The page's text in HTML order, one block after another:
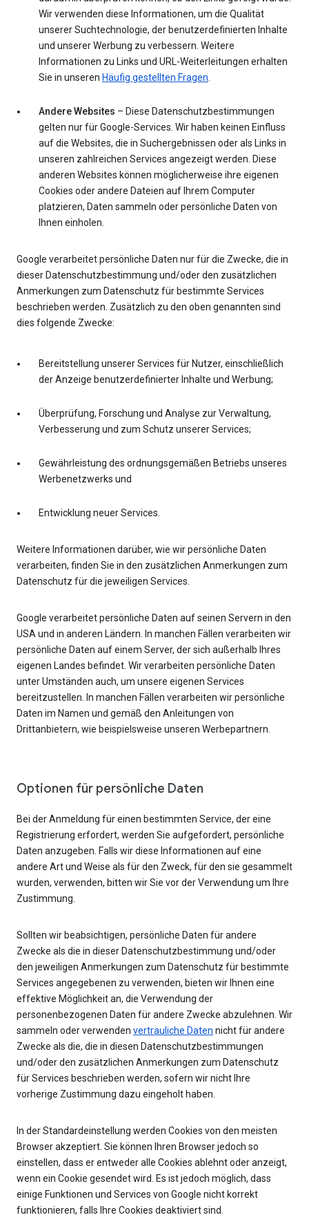
Wir verwenden diese Informationen, um die Qualität
unserer Suchtechnologie, der benutzerdefinierten Inhalte
und unserer Werbung zu verbessern. Weitere
Informationen zu Links und URL-Weiterleitungen erhalten
Sie in unseren Häufig gestellten Fragen
Andere Websites – Diese Datenschutzbestimmungen
gelten nur für Google-Services. Wir haben keinen Einfluss
auf die Websites, die in Suchergebnissen oder als Links in
unseren zahlreichen Services angezeigt werden. Diese
anderen Websites können möglicherweise ihre eigenen
Cookies oder andere Dateien auf Ihrem Computer
platzieren, Daten sammeln oder persönliche Daten von
Ihnen einholen.
Google verarbeitet persönliche Daten nur für die Zwecke, die in
dieser Datenschutzbestimmung und/oder den zusätzlichen
Anmerkungen zum Datenschutz für bestimmte Services
beschrieben werden. Zusätzlich zu den oben genannten sind
dies folgende Zwecke:
Bereitstellung unserer Services für Nutzer, einschließlich
der Anzeige benutzerdefinierter Inhalte und Werbung;
Überprüfung, Forschung und Analyse zur Verwaltung,
Verbesserung und zum Schutz unserer Services;
Gewährleistung des ordnungsgemäßen Betriebs unseres
Werbenetzwerks und
Entwicklung neuer Services.
Weitere Informationen darüber, wie wir persönliche Daten
verarbeiten, finden Sie in den zusätzlichen Anmerkungen zum
Datenschutz für die jeweiligen Services.
Google verarbeitet persönliche Daten auf seinen Servern in den
USA und in anderen Ländern. In manchen Fällen verarbeiten wir
persönliche Daten auf einem Server, der sich außerhalb Ihres
eigenen Landes befindet. Wir verarbeiten persönliche Daten
unter Umständen auch, um unsere eigenen Services
bereitzustellen. In manchen Fällen verarbeiten wir persönliche
Daten im Namen und gemäß den Anleitungen von
Drittanbietern, wie beispielsweise unseren Werbepartnern.
Optionen für persönliche Daten
Bei der Anmeldung für einen bestimmten Service, der eine
Registrierung erfordert, werden Sie aufgefordert, persönliche
Daten anzugeben. Falls wir diese Informationen auf eine
andere Art und Weise als für den Zweck, für den sie gesammelt
wurden, verwenden, bitten wir Sie vor der Verwendung um Ihre
Zustimmung.
Sollten wir beabsichtigen, persönliche Daten für andere
Zwecke als die in dieser Datenschutzbestimmung und/oder
den jeweiligen Anmerkungen zum Datenschutz für bestimmte
Services angegebenen zu verwenden, bieten wir Ihnen eine
effektive Möglichkeit an, die Verwendung der
personenbezogenen Daten für andere Zwecke abzulehnen. Wir
sammeln oder verwenden vertrauliche Daten nicht für andere
Zwecke als die, die in diesen Datenschutzbestimmungen
und/oder den zusätzlichen Anmerkungen zum Datenschutz
für Services beschrieben werden, sofern wir nicht Ihre
vorherige Zustimmung dazu eingeholt haben.
In der Standardeinstellung werden Cookies von den meisten
Browser akzeptiert. Sie können Ihren Browser jedoch so
einstellen, dass er entweder alle Cookies ablehnt oder anzeigt,
wenn ein Cookie gesendet wird. Es ist jedoch möglich, dass
einige Funktionen und Services von Google nicht korrekt
funktionieren, falls Ihre Cookies deaktiviert sind.